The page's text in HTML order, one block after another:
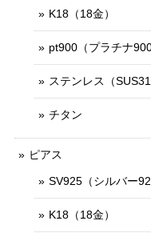
K18（18金）
pt900（プラチナ900
ステンレス（
チタン
ピアス
SV925（シルバー
K18（18金）